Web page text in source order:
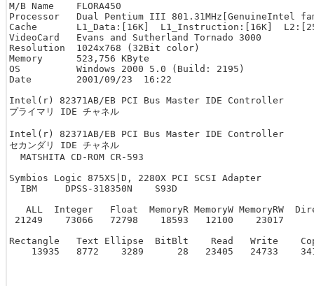
M/B Name    FLORA450
Processor   Dual Pentium III
Cache       L1_Data:[16K]  L1_Instruction:[16K]
VideoCard   Evans and Sutherland Tornado 3000
Resolution  1024x768 (32Bit color)
Memory      523,756 KByte
OS          Windows 2000 5.0 (Build: 2195)
Date        2001/09/23  16:22
Intel(r) 82371AB/EB PCI Bus Master IDE Controller
プライマリ IDE チャネル
Intel(r) 82371AB/EB PCI Bus Master IDE Controller
セカンダリ IDE チャネル
  MATSHITA CD-ROM CR-593
Symbios Logic 875XS|D, 2280X PCI SCSI Adapter
  IBM     DPSS-318350N    S93D
ALL  Integer   Float  MemoryR MemoryW MemoryRW
21249    73066   72798    18593   12100    23017
Rectangle   Text Ellipse  BitBlt    Read   Write
13935   8772    3289      28   23405   24733